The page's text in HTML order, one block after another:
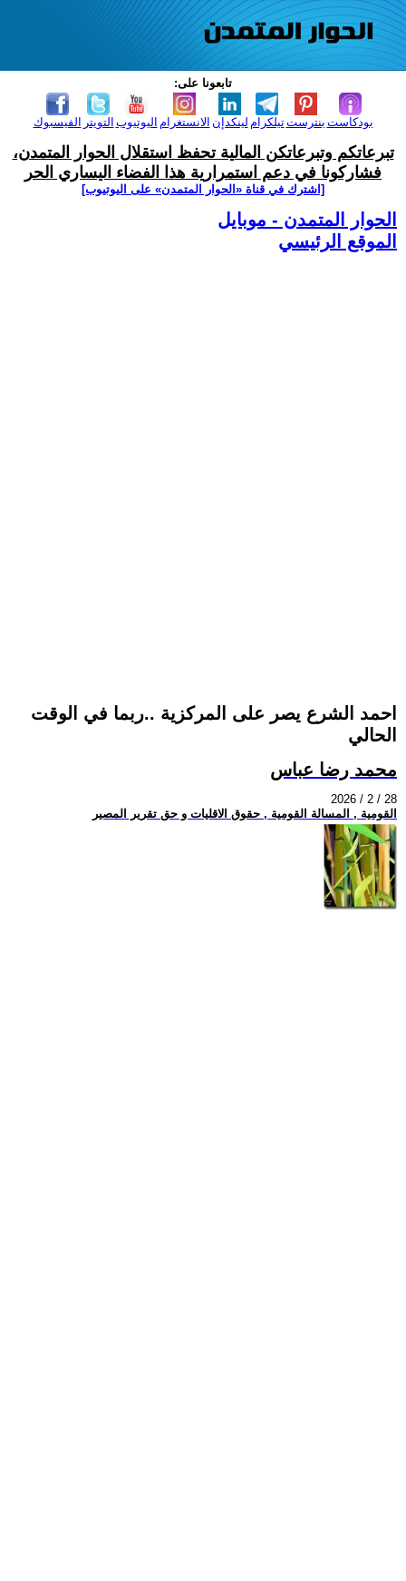
تابعونا على:
الفيسبوك التويتر اليوتيوب الانستغرام لينكدإن تيلكرامبنترست بودكاست
تبرعاتكم وتبرعاتكن المالية تحفظ استقلال الحوار المتمدن،
فشاركونا في دعم استمرارية هذا الفضاء اليساري الحر
[اشترك في قناة ‫«الحوار المتمدن» على اليوتيوب]
الحوار المتمدن - موبايل
الموقع الرئيسي
احمد الشرع يصر على المركزية ..ربما في الوقت
الحالي
محمد رضا عباس
2026 / 2 / 28
القومية , المسالة القومية , حقوق الاقليات و حق تقرير المصير